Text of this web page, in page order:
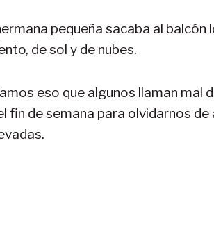
pequeña sacaba al
de sol y de nubes.
eso que algunos llaman mal
fin de semana para olvidarnos de